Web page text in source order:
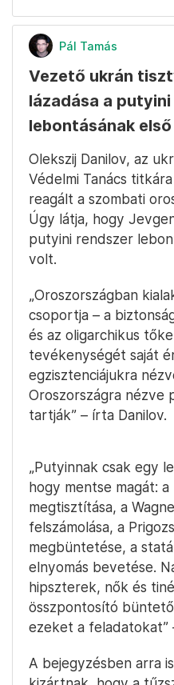
Pál Tamás
Vezető ukrán
lázadása a
lebontásának
Olekszij Danilov, az
Védelmi Tanács
reagált a szombati
Úgy látja, hogy
putyini rendszer
volt.
„Oroszországban
csoportja – a
és az oligarchikus
tevékenységét saját
egzisztenciájukra
Oroszországra nézve
tartják” – írta Danilov.
„Putyinnak csak egy
hogy mentse magát:
megtisztítása, a
felszámolása, a
megbüntetése, a
elnyomás bevetése.
hipszterek, nők és
összpontosító
ezeket a feladatokat”
A bejegyzésben arra